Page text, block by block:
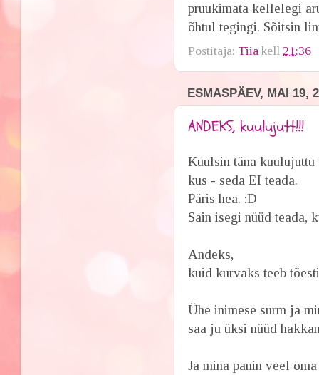
pruukimata kellelegi
õhtul tegingi. Sõitsin
Postitaja: Tiia kell 21:36
ESMASPÄEV, MAI 19,
ANDEKS, kuulujutt!!!
Kuulsin täna
kus - seda EI teada.
Päris hea. :D
Sain isegi nüüd teada,
Andeks,
kuid kurvaks teeb
Ühe inimese surm ja
saa ju üksi nüüd
Ja mina panin veel